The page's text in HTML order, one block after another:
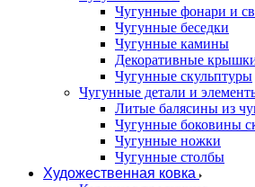
Чугунные фонари и
Чугунные беседки
Чугунные камины
Декоративные
Чугунные скульптуры
Чугунные детали и
Литые балясины из
Чугунные боковины
Чугунные ножки
Чугунные столбы
Художественная ковка